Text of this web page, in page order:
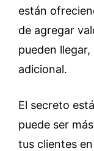
están
de agregar
pueden
adicional.
El secreto
puede ser
tus clientes